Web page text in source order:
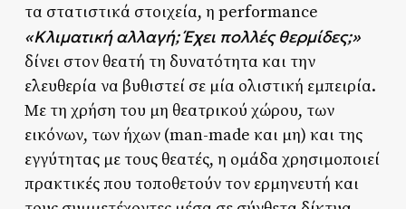
τα στατιστικά στοιχεία, η performance
«Κλιματική αλλαγή; Έχει πολλές θερμίδες;»
δίνει στον θεατή τη δυνατότητα και την
ελευθερία να βυθιστεί σε μία ολιστική εμπειρία.
Με τη χρήση του μη θεατρικού χώρου, των
εικόνων, των ήχων (man-made και μη) και της
εγγύτητας με τους θεατές, η ομάδα χρησιμοποιεί
πρακτικές που τοποθετούν τον ερμηνευτή και